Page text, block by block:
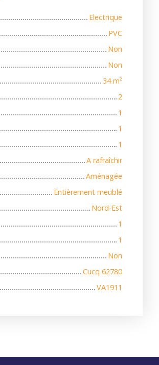
Electrique
PVC
Non
Non
34m²
2
1
1
1
A rafraîchir
Aménagée
Entièrement meublé
Nord-Est
1
1
Non
Cucq 62780
VA1911